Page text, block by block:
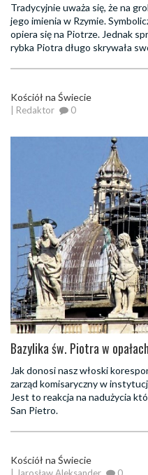
Tradycyjnie uważa się, że na
jego imienia w Rzymie.
opiera się na Piotrze. Jednak
rybka Piotra długo skrywała
Kościół na Świecie
| Redaktor 0
Bazylika św. Piotra w opałach
Jak donosi nasz włoski
zarząd komisaryczny w
Jest to reakcja na nadużycia
San Pietro.
Kościół na Świecie